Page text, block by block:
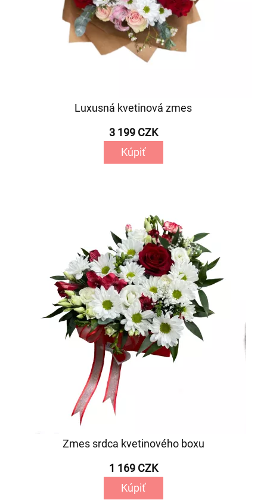
Luxusná kvetinová zmes
3 199 CZK
Kúpiť
Zmes srdca kvetinového boxu
1 169 CZK
Kúpiť